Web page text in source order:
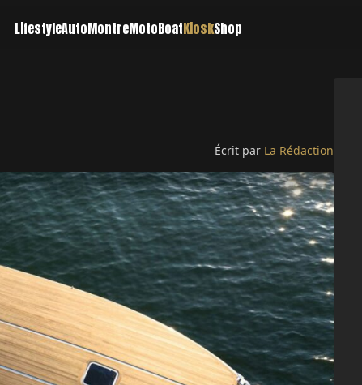
LifestyleAutoMontreMotoBoatKioskShop
Écrit par La Rédaction